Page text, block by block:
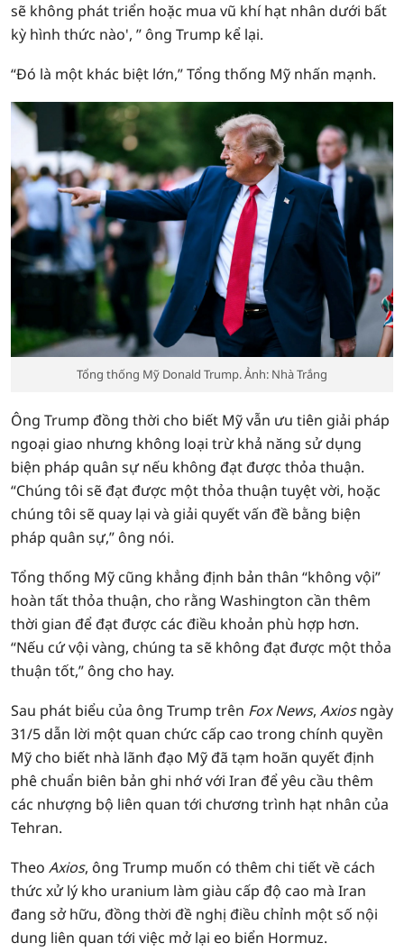
sẽ không phát triển hoặc mua vũ khí hạt nhân dưới bất
kỳ hình thức nào', ” ông Trump kể lại.
“Đó là một khác biệt lớn,” Tổng thống Mỹ nhấn mạnh.
Tổng thống Mỹ Donald Trump. Ảnh: Nhà Trắng
Ông Trump đồng thời cho biết Mỹ vẫn ưu tiên giải pháp
ngoại giao nhưng không loại trừ khả năng sử dụng
biện pháp quân sự nếu không đạt được thỏa thuận.
“Chúng tôi sẽ đạt được một thỏa thuận tuyệt vời, hoặc
chúng tôi sẽ quay lại và giải quyết vấn đề bằng biện
pháp quân sự,” ông nói.
Tổng thống Mỹ cũng khẳng định bản thân “không vội”
hoàn tất thỏa thuận, cho rằng Washington cần thêm
thời gian để đạt được các điều khoản phù hợp hơn.
“Nếu cứ vội vàng, chúng ta sẽ không đạt được một thỏa
thuận tốt,” ông cho hay.
Sau phát biểu của ông Trump trên Fox News, Axiosngày
31/5 dẫn lời một quan chức cấp cao trong chính quyền
Mỹ cho biết nhà lãnh đạo Mỹ đã tạm hoãn quyết định
phê chuẩn biên bản ghi nhớ với Iran để yêu cầu thêm
các nhượng bộ liên quan tới chương trình hạt nhân của
Tehran.
Theo Axios, ông Trump muốn có thêm chi tiết về cách
thức xử lý kho uranium làm giàu cấp độ cao mà Iran
đang sở hữu, đồng thời đề nghị điều chỉnh một số nội
dung liên quan tới việc mở lại eo biển Hormuz.